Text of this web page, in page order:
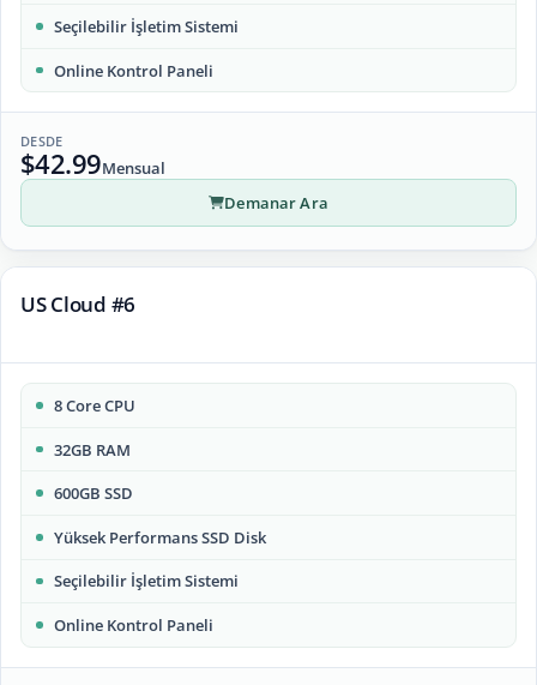
Seçilebilir İşletim Sistemi
Online Kontrol Paneli
DESDE
$42.99Mensual
Demanar Ara
US Cloud #6
8 Core CPU
32GB RAM
600GB SSD
Yüksek Performans SSD Disk
Seçilebilir İşletim Sistemi
Online Kontrol Paneli